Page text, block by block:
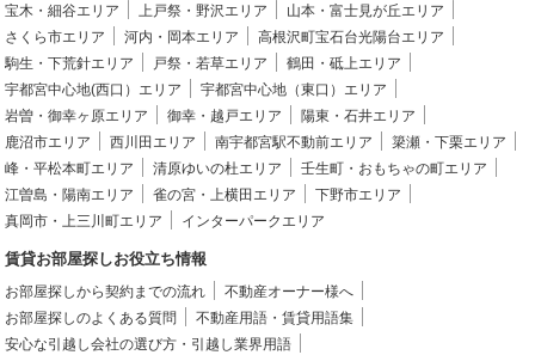
宝木・細谷エリア 上戸祭・野沢エリア
山本・富士見が丘エリア
さくら市エリア
河内・岡本エリア
高根沢町宝石台光陽台エリア
駒生・下荒針エリア
戸祭・若草エリア
鶴田・砥上エリア
宇都宮中心地(西口）エリア
宇都宮中心地（東口）エリア
岩曽・御幸ヶ原エリア
御幸・越戸エリア
陽東・石井エリア
鹿沼市エリア
西川田エリア 南宇都宮駅不動前エリア
簗瀬・下栗エリア
峰・平松本町エリア
清原ゆいの杜エリア
壬生町・おもちゃの町エリア
江曽島・陽南エリア
雀の宮・上横田エリア
下野市エリア
真岡市・上三川町エリア
インターパークエリア
賃貸お部屋探しお役立ち情報
お部屋探しから契約までの流れ
不動産オーナー様へ
お部屋探しのよくある質問
不動産用語・賃貸用語集
安心な引越し会社の選び方・引越し業界用語